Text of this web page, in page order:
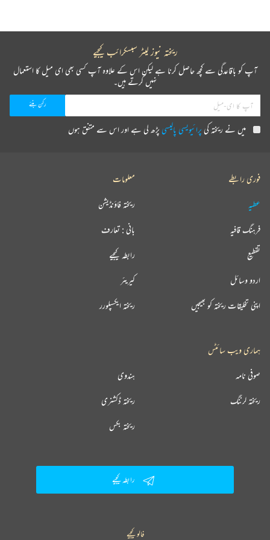
ریختہ نیوز لیٹر سبسکرائب کیجیے
آپ کو باقاعدگی سے کچھ حاصل کرنا ہے لیکن اس کے علاوہ آپ کسی بھی ای میل کا استعمال
نہیں کرتے ہیں۔
میں نے ریختہ کیپرائیویسی پالیسیپڑھ لی ہے اور اس سے متفق ہوں
فوری رابطے
عطیہ
فرہنگ قافیہ
تقطیع
اردو وسائل
اپنی تخلیقات ریختہ کو بھیجیں
معلومات
ریختہ فاؤنڈیشن
بانی : تعارف
رابطہ کیجیے
کیریئر
ریختہ ایکسپلورر
ہماری ویب سائٹس
ہندوی صوفی نامہ
ریختہ ڈکشنری ریختہ لرننگ
ریختہ بکس
رابطہ کیجیے
فالو کیجیے